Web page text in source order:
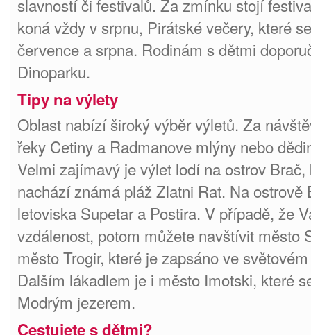
slavností či festivalů. Za zmínku stojí
koná vždy v srpnu, Pirátské večery, které
července a srpna. Rodinám s dětmi
Dinoparku.
Tipy na výlety
Oblast nabízí široký výběr výletů. Za
řeky Cetiny a Radmanove mlýny nebo
Velmi zajímavý je výlet lodí na ostrov
nachází známá pláž Zlatni Rat. Na ostrově
letoviska Supetar a Postira. V případě, že
vzdálenost, potom můžete navštívit město
město Trogir, které je zapsáno ve
Dalším lákadlem je i město Imotski, které
Modrým jezerem.
Cestujete s dětmi?